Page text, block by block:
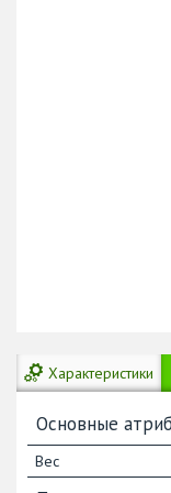
Характеристики
Основные
Вес